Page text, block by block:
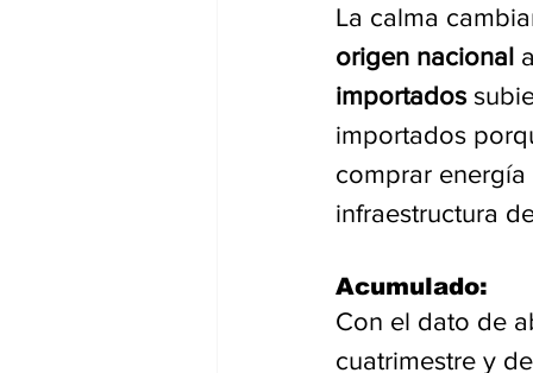
La calma
origen nacional
importados
importados
comprar
infraestructura
Acumulado:
Con el dato de
cuatrimestre y